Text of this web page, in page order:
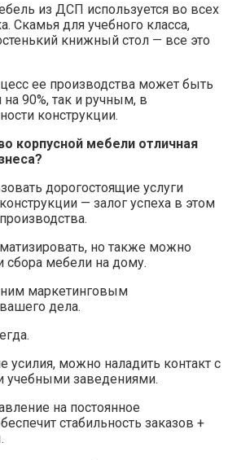
из ДСП используется во всех
Скамья для учебного класса,
книжный стол — все это
ее производства может быть
90%, так и ручным, в
конструкции.
корпусной мебели отличная
дорогостоящие услуги
— залог успеха в этом
но также можно
сбора мебели на дому.
маркетинговым
дела.
можно наладить контакт с
учебными заведениями.
на постоянное
стабильность заказов +